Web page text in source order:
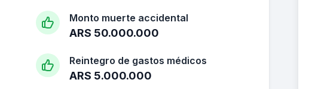
Monto muerte accidental
ARS 50.000.000
Reintegro de gastos médicos
ARS 5.000.000